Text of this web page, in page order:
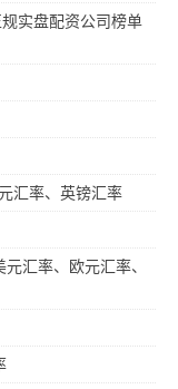
实盘配资公司榜单
汇率、英镑汇率
汇率、欧元汇率、